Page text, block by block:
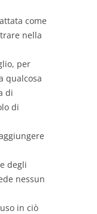
come
nella
per
qualcosa
di
di
degli
nessun
in ciò